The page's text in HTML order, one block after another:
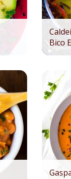
Bico